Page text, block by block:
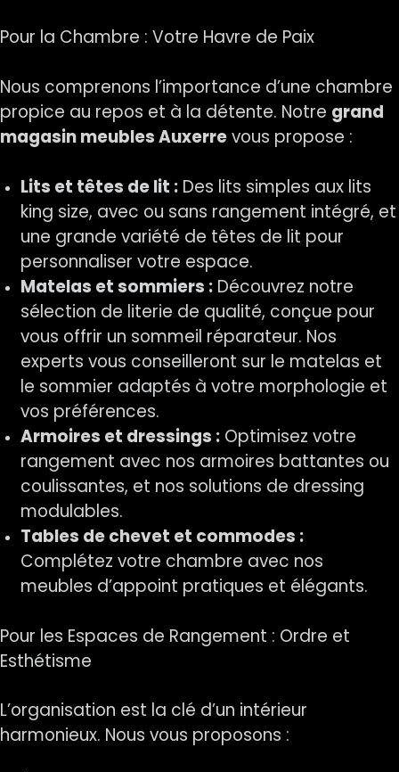
Pour la Chambre : Votre Havre de Paix
Nous comprenons l’importance d’une chambre
propice au repos et à la détente. Notre grand
magasin meubles Auxerrevous propose :
Lits et têtes de lit :Des lits simples aux lits
king size, avec ou sans rangement intégré, et
une grande variété de têtes de lit pour
personnaliser votre espace.
Matelas et sommiers :Découvrez notre
sélection de literie de qualité, conçue pour
vous offrir un sommeil réparateur. Nos
experts vous conseilleront sur le matelas et
le sommier adaptés à votre morphologie et
vos préférences.
Armoires et dressings :Optimisez votre
rangement avec nos armoires battantes ou
coulissantes, et nos solutions de dressing
modulables.
Tables de chevet et commodes :
Complétez votre chambre avec nos
meubles d’appoint pratiques et élégants.
Pour les Espaces de Rangement : Ordre et
Esthétisme
L’organisation est la clé d’un intérieur
harmonieux. Nous vous proposons :